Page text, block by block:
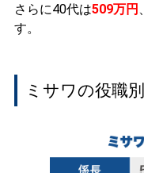
さらに40代は509万円
す。
ミサワの役職